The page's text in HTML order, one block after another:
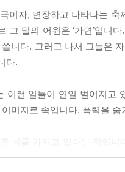
이자, 변장하고 나타나는 축
그 말의 어원은 ‘가면’입니
니다. 그러고 나서 그들은
다.
이런 일들이 연일 벌어지고
미지로 속입니다. 폭력을